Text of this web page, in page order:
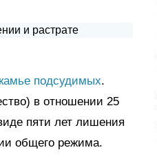
подсудимых.
в отношении 25
пяти лет лишения
общего режима.